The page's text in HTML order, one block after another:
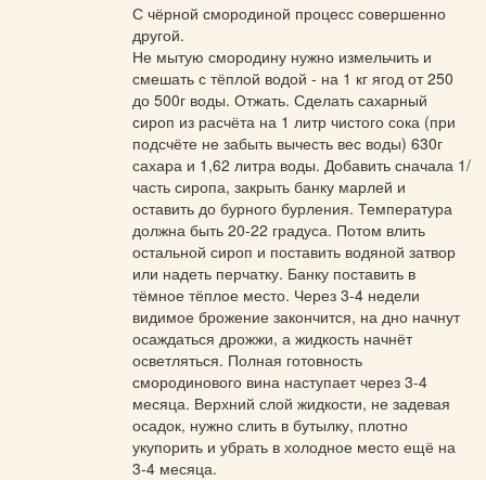
С чёрной смородиной процесс совершенно
другой.
Не мытую смородину нужно измельчить и
смешать с тёплой водой - на 1 кг ягод от 250
до 500г воды. Отжать. Сделать сахарный
сироп из расчёта на 1 литр чистого сока (при
подсчёте не забыть вычесть вес воды) 630г
сахара и 1,62 литра воды. Добавить сначала 1/
часть сиропа, закрыть банку марлей и
оставить до бурного бурления. Температура
должна быть 20-22 градуса. Потом влить
остальной сироп и поставить водяной затвор
или надеть перчатку. Банку поставить в
тёмное тёплое место. Через 3-4 недели
видимое брожение закончится, на дно начнут
осаждаться дрожжи, а жидкость начнёт
осветляться. Полная готовность
смородинового вина наступает через 3-4
месяца. Верхний слой жидкости, не задевая
осадок, нужно слить в бутылку, плотно
укупорить и убрать в холодное место ещё на
3-4 месяца.